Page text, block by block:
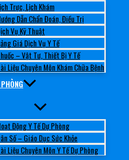
Trực, Lịch Khám
Dẫn Chẩn Đoán, Điều Trị
Vụ Kỹ Thuật
Giá Dịch Vụ Y Tế
– Vật Tư, Thiết Bị Y Tế
Liệu Chuyên Môn Khám Chữa Bệnh
Động Y Tế Dự Phòng
Số – Giáo Dục Sức Khỏe
Liệu Chuyên Môn Y Tế Dự Phòng